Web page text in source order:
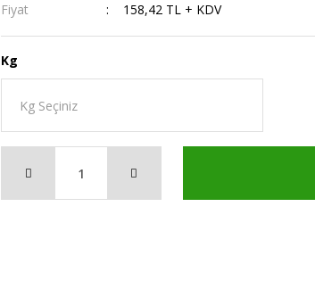
Fiyat
158,42 TL + KDV
Kg